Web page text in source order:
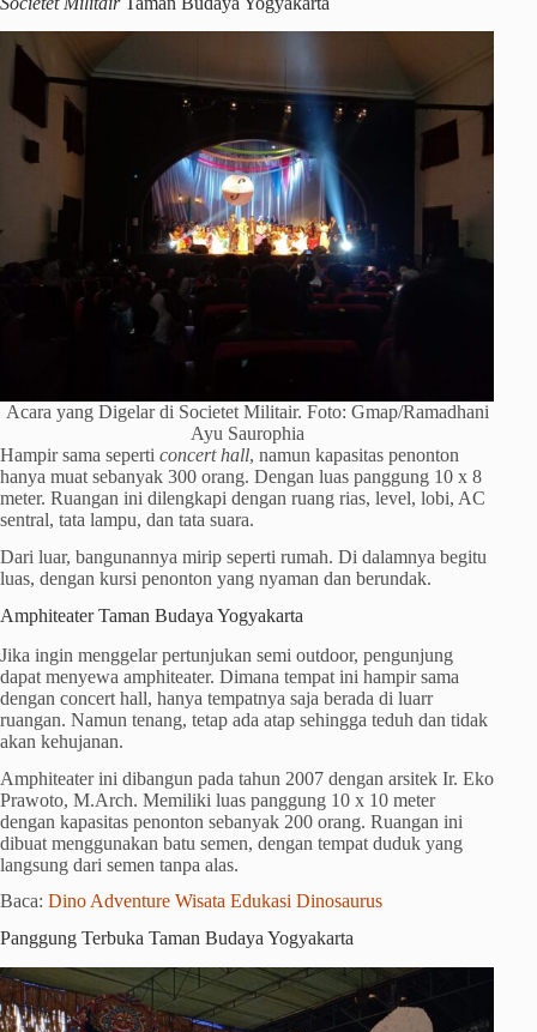
Acara yang Digelar di Societet Militair. Foto: Gmap/Ramadhani
Ayu Saurophia
Hampir sama seperti concert hall, namun kapasitas penonton
hanya muat sebanyak 300 orang. Dengan luas panggung 10 x 8
meter. Ruangan ini dilengkapi dengan ruang rias, level, lobi, AC
sentral, tata lampu, dan tata suara.
Dari luar, bangunannya mirip seperti rumah. Di dalamnya begitu
luas, dengan kursi penonton yang nyaman dan berundak.
Amphiteater Taman Budaya Yogyakarta
Jika ingin menggelar pertunjukan semi outdoor, pengunjung
dapat menyewa amphiteater. Dimana tempat ini hampir sama
dengan concert hall, hanya tempatnya saja berada di luarr
ruangan. Namun tenang, tetap ada atap sehingga teduh dan tidak
akan kehujanan.
Amphiteater ini dibangun pada tahun 2007 dengan arsitek Ir. Eko
Prawoto, M.Arch. Memiliki luas panggung 10 x 10 meter
dengan kapasitas penonton sebanyak 200 orang. Ruangan ini
dibuat menggunakan batu semen, dengan tempat duduk yang
langsung dari semen tanpa alas.
Baca: Dino Adventure Wisata Edukasi Dinosaurus
Panggung Terbuka Taman Budaya Yogyakarta